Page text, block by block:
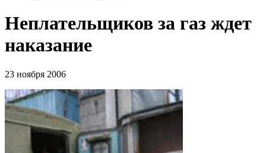
Неплательщиков за газ ждет
наказание
23 ноября 2006